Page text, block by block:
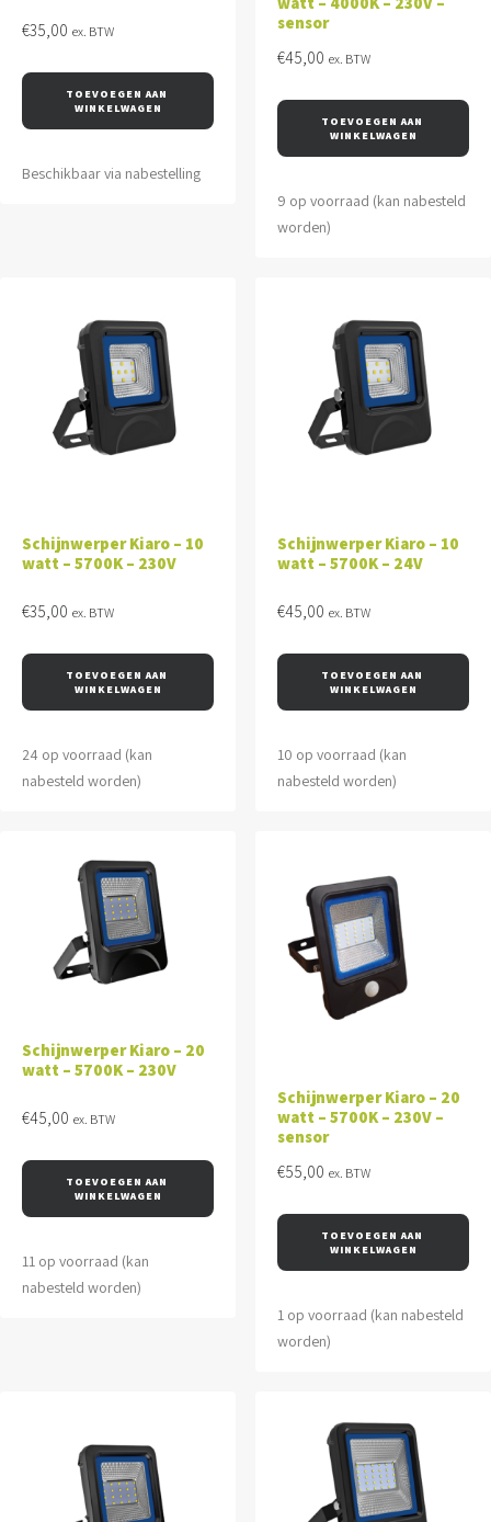
€35,00 ex. BTW
TOEVOEGEN AAN
WINKELWAGEN
Beschikbaar via nabestelling
sensor
€45,00 ex. BTW
TOEVOEGEN AAN
WINKELWAGEN
9 op voorraad (kan nabesteld
worden)
Schijnwerper Kiaro – 10
watt – 5700K – 230V
€35,00 ex. BTW
TOEVOEGEN AAN
WINKELWAGEN
24 op voorraad (kan
nabesteld worden)
Schijnwerper Kiaro – 10
watt – 5700K – 24V
€45,00 ex. BTW
TOEVOEGEN AAN
WINKELWAGEN
10 op voorraad (kan
nabesteld worden)
Schijnwerper Kiaro – 20
watt – 5700K – 230V
€45,00 ex. BTW
TOEVOEGEN AAN
WINKELWAGEN
11 op voorraad (kan
nabesteld worden)
Schijnwerper Kiaro – 20
watt – 5700K – 230V –
sensor
€55,00 ex. BTW
TOEVOEGEN AAN
WINKELWAGEN
1 op voorraad (kan nabesteld
worden)